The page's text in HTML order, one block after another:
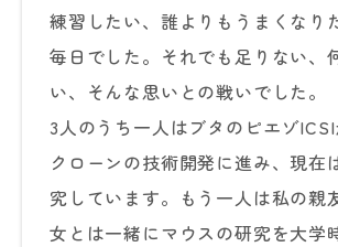
練習したい、誰よりもうまくなり
毎日でした。それでも足りない、
い、そんな思いとの戦いでした。
3人のうち一人はブタのピエゾ
クローンの技術開発に進み、現在
究しています。もう一人は私の親
女とは一緒にマウスの研究を大学